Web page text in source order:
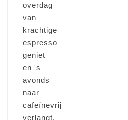
overdag
van
krachtige
espresso
geniet
en 's
avonds
naar
cafeïnevrij
verlangt.